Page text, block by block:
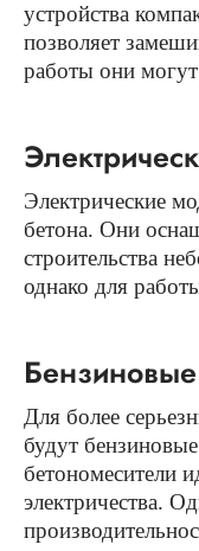
устройства
позволяет
работы они
Электрические
бетона. Они
строительства
однако для
Для более
будут
бетономесители
электричества.